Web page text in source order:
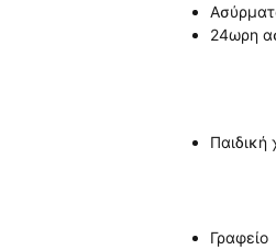
24ωρη
Παιδική
Γραφείο